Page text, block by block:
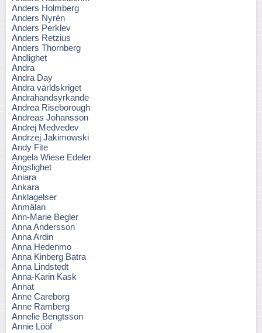
Anders Holmberg
Anders Nyrén
Anders Perklev
Anders Retzius
Anders Thornberg
Andlighet
Andra
Andra Day
Andra världskriget
Andrahandsyrkande
Andrea Riseborough
Andreas Johansson
Andrej Medvedev
Andrzej Jakimowski
Andy Fite
Angela Wiese Edeler
Ängslighet
Aniara
Ankara
Anklagelser
Anmälan
Ann-Marie Begler
Anna Andersson
Anna Ardin
Anna Hedenmo
Anna Kinberg Batra
Anna Lindstedt
Anna-Karin Kask
Annat
Anne Careborg
Anne Ramberg
Annelie Bengtsson
Annie Lööf